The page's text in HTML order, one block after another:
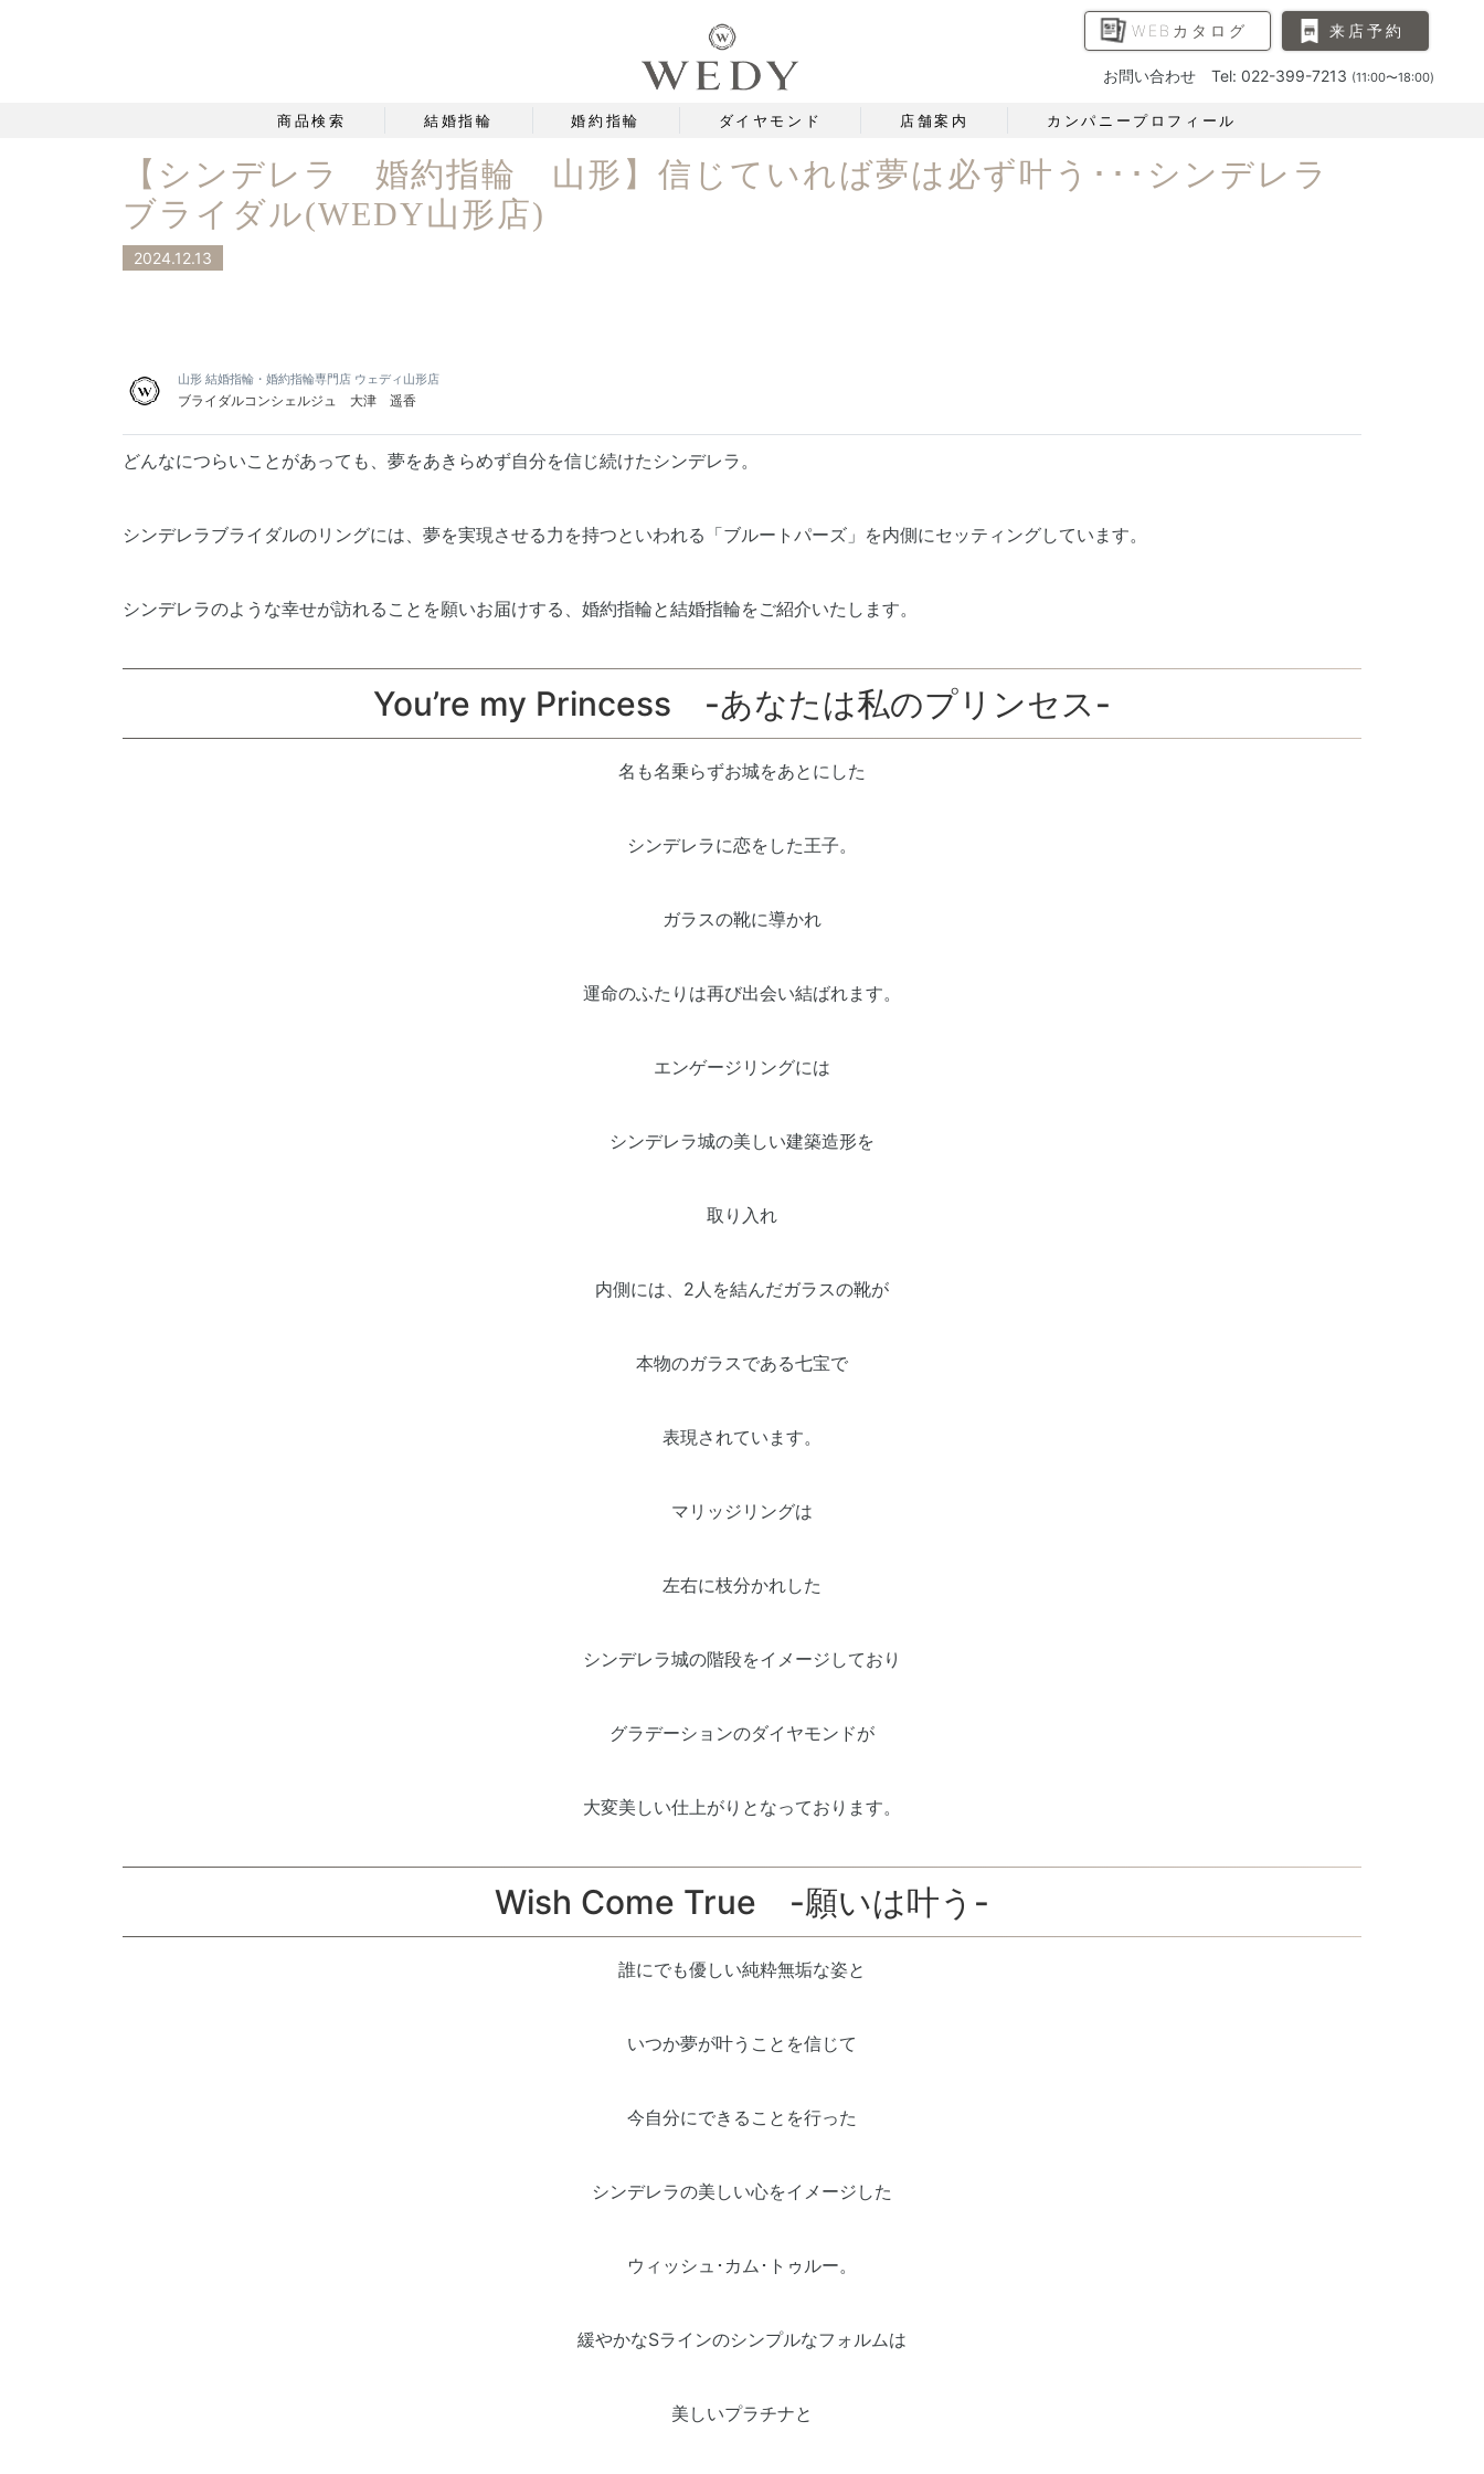
WEBカタログ 来店予約
お問い合わせ Tel: 022-399-7213 (11:00〜18:00)
商品検索 結婚指輪 婚約指輪 ダイヤモンド 店舗案内 カンパニープロフィール
【シンデレラ 婚約指輪 山形】信じていれば夢は必ず叶う･･･シンデレラ
ブライダル(WEDY山形店)
2024.12.13
山形 結婚指輪・婚約指輪専門店 ウェディ山形店
ブライダルコンシェルジュ 大津 遥香
どんなにつらいことがあっても、夢をあきらめず自分を信じ続けたシンデレラ。
シンデレラブライダルのリングには、夢を実現させる力を持つといわれる「ブルートパーズ」を内側にセッティングしています。
シンデレラのような幸せが訪れることを願いお届けする、婚約指輪と結婚指輪をご紹介いたします。
You’re my Princess -あなたは私のプリンセス-
名も名乗らずお城をあとにした
シンデレラに恋をした王子。
ガラスの靴に導かれ
運命のふたりは再び出会い結ばれます。
エンゲージリングには
シンデレラ城の美しい建築造形を
取り入れ
内側には、2人を結んだガラスの靴が
本物のガラスである七宝で
表現されています。
マリッジリングは
左右に枝分かれした
シンデレラ城の階段をイメージしており
グラデーションのダイヤモンドが
大変美しい仕上がりとなっております。
Wish Come True -願いは叶う-
誰にでも優しい純粋無垢な姿と
いつか夢が叶うことを信じて
今自分にできることを行った
シンデレラの美しい心をイメージした
ウィッシュ･カム･トゥルー。
緩やかなSラインのシンプルなフォルムは
美しいプラチナと